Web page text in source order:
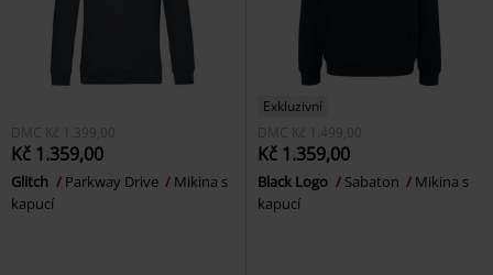
DMC Kč 1.399,00
Kč 1.359,00
Glitch Parkway Drive
Mikina s
kapucí
Exkluzivní
DMC
Kč 1.499,00
Kč 1.359,00
Black Logo Sabaton
Mikina s
kapucí